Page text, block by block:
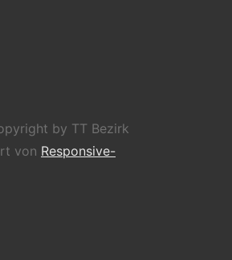
by TT Bezirk
von Responsive-